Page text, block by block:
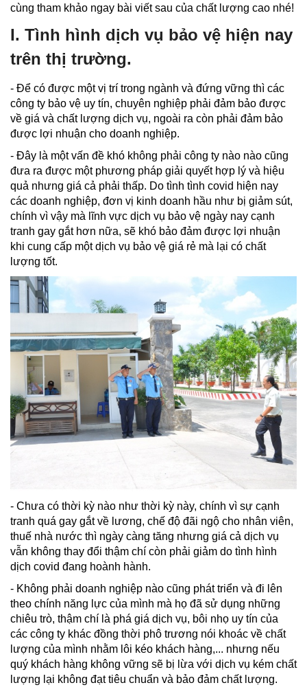
cùng tham khảo ngay bài viết sau của chất lượng cao nhé!
I. Tình hình dịch vụ bảo vệ hiện nay
trên thị trường.
- Để có được một vị trí trong ngành và đứng vững thì các
công ty bảo vệ uy tín, chuyên nghiệp phải đảm bảo được
về giá và chất lượng dịch vụ, ngoài ra còn phải đảm bảo
được lợi nhuận cho doanh nghiệp.
- Đây là một vấn đề khó không phải công ty nào nào cũng
đưa ra được một phương pháp giải quyết hợp lý và hiệu
quả nhưng giá cả phải thấp. Do tình tình covid hiện nay
các doanh nghiệp, đơn vị kinh doanh hầu như bị giảm sút,
chính vì vậy mà lĩnh vực dịch vụ bảo vệ ngày nay cạnh
tranh gay gắt hơn nữa, sẽ khó bảo đảm được lợi nhuận
khi cung cấp một dịch vụ bảo vệ giá rẻ mà lại có chất
lượng tốt.
- Chưa có thời kỳ nào như thời kỳ này, chính vì sự cạnh
tranh quá gay gắt về lương, chế độ đãi ngộ cho nhân viên,
thuế nhà nước thì ngày càng tăng nhưng giá cả dịch vụ
vẫn không thay đổi thậm chí còn phải giảm do tình hình
dịch covid đang hoành hành.
- Không phải doanh nghiệp nào cũng phát triển và đi lên
theo chính năng lực của mình mà họ đã sử dụng những
chiêu trò, thậm chí là phá giá dịch vụ, bôi nhọ uy tín của
các công ty khác đồng thời phô trương nói khoác về chất
lượng của mình nhằm lôi kéo khách hàng,... nhưng nếu
quý khách hàng không vững sẽ bị lừa với dịch vụ kém chất
lượng lại không đạt tiêu chuẩn và bảo đảm chất lượng.